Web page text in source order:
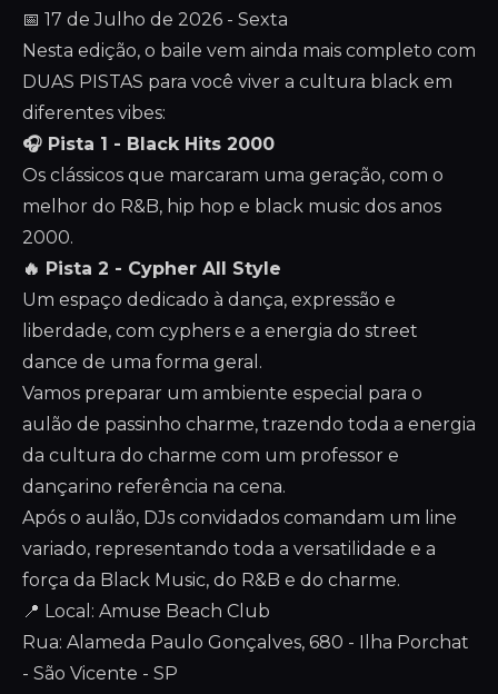
📅 17 de Julho de 2026 - Sexta
Nesta edição, o baile vem ainda mais completo com
DUAS PISTAS para você viver a cultura black em
diferentes vibes:
🎧 Pista 1 - Black Hits 2000
Os clássicos que marcaram uma geração, com o
melhor do R&B, hip hop e black music dos anos
2000.
🔥 Pista 2 - Cypher All Style
Um espaço dedicado à dança, expressão e
liberdade, com cyphers e a energia do street
dance de uma forma geral.
Vamos preparar um ambiente especial para o
aulão de passinho charme, trazendo toda a energia
da cultura do charme com um professor e
dançarino referência na cena.
Após o aulão, DJs convidados comandam um line
variado, representando toda a versatilidade e a
força da Black Music, do R&B e do charme.
📍 Local: Amuse Beach Club
Rua: Alameda Paulo Gonçalves, 680 - Ilha Porchat
- São Vicente - SP